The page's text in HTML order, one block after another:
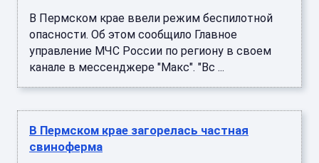
В Пермском крае ввели режим беспилотной
опасности. Об этом сообщило Главное
управление МЧС России по региону в своем
канале в мессенджере "Макс". "Вс ...
В Пермском крае загорелась частная
свиноферма